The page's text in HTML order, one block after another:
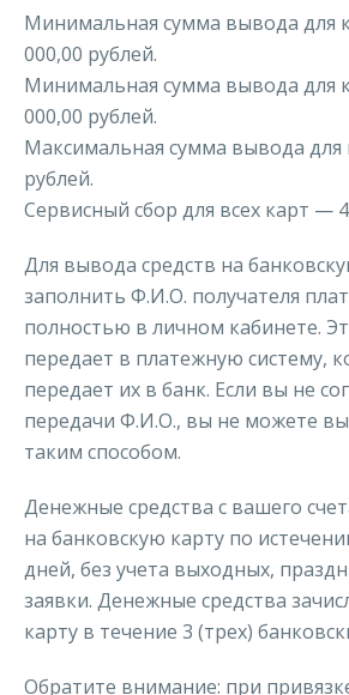
Минимальная сумма вывода для
000,00 рублей.
Минимальная сумма вывода для
000,00 рублей.
Максимальная сумма вывода для
рублей.
Сервисный сбор для всех карт —
Для вывода средств на
заполнить Ф.И.О. получателя
полностью в личном кабинете.
передает в платежную систему,
передает их в банк. Если вы не
передачи Ф.И.О., вы не можете
таким способом.
Денежные средства с вашего
на банковскую карту по
дней, без учета выходных,
заявки. Денежные средства
карту в течение 3 (трех)
Обратите внимание: при